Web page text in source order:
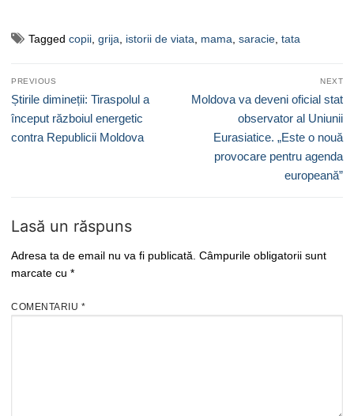
Tagged copii grija istorii de viata mama saracie tata
Navigare
în
articole
PREVIOUS
Previous
post:
Știrile dimineții: Tiraspolul a
început războiul energetic
contra Republicii Moldova
NEXT
Next
Moldova va deveni oficial stat
observator al Uniunii
Eurasiatice. „Este o nouă
provocare pentru agenda
europeană”
Lasă un răspuns
Adresa ta de email nu va fi publicată. Câmpurile obligatorii sunt
marcate cu *
COMENTARIU *